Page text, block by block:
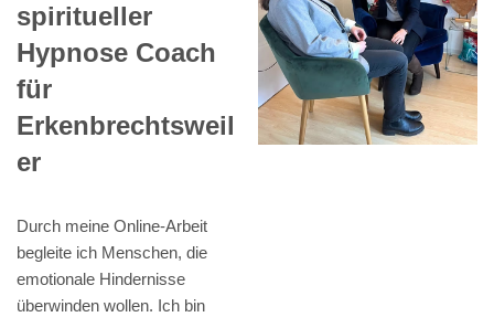
spiritueller
Hypnose Coach
für
Erkenbrechtsweil
er
Durch meine Online-Arbeit
begleite ich Menschen, die
emotionale Hindernisse
überwinden wollen. Ich bin